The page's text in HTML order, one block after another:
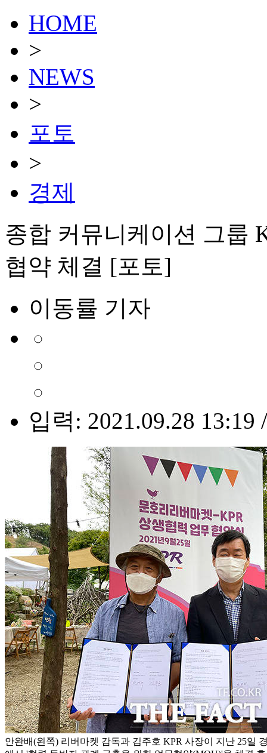
HOME
>
NEWS
>
포토
>
경제
종합 커뮤니케이션 그룹
협약 체결 [포토]
이동률 기자
입력: 2021.09.28 13:19
안완배(왼쪽) 리버마켓 감독과 김주호 KPR 사장이 지난 25일